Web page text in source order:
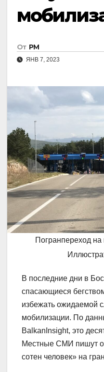
От РМ
ЯНВ 7, 2023
Погранпереход на
В последние дни в
спасающиеся
избежать ожидаемой
мобилизации. По
BalkanInsight, это
Местные СМИ пишут о
сотен человек» на